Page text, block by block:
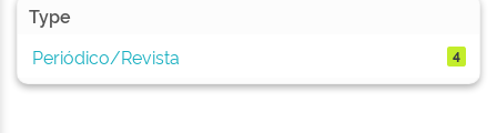
Type
Periódico/Revista
4